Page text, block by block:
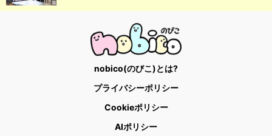
nobico(のびこ)とは?
プライバシーポリシー
Cookieポリシー
AIポリシー